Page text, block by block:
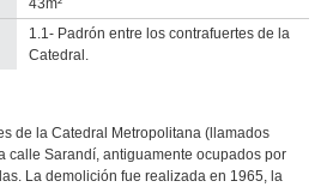
43m²
1.1- Padrón entre los contrafuertes de la
Catedral.
de la Catedral Metropolitana (llamados
calle Sarandí, antiguamente ocupados por
La demolición fue realizada en 1965, la